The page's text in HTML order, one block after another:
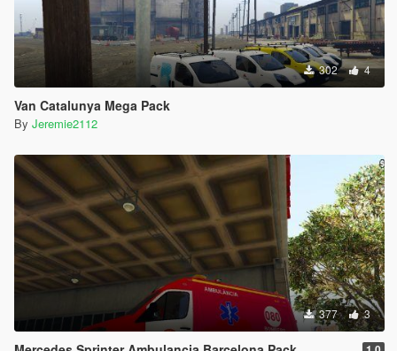
302 4
Van Catalunya Mega Pack
By Jeremie2112
377 3